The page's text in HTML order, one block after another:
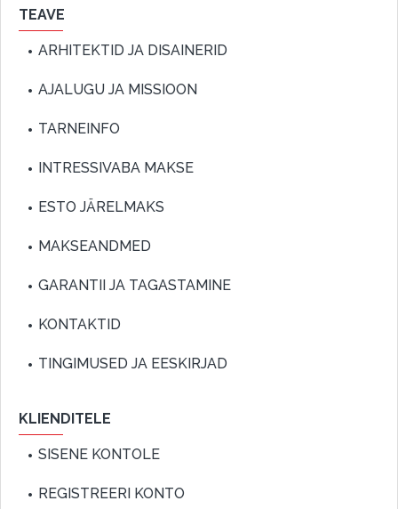
TEAVE
ARHITEKTID JA DISAINERID
AJALUGU JA MISSIOON
TARNEINFO
INTRESSIVABA MAKSE
ESTO JÄRELMAKS
MAKSEANDMED
GARANTII JA TAGASTAMINE
KONTAKTID
TINGIMUSED JA EESKIRJAD
KLIENDITELE
SISENE KONTOLE
REGISTREERI KONTO